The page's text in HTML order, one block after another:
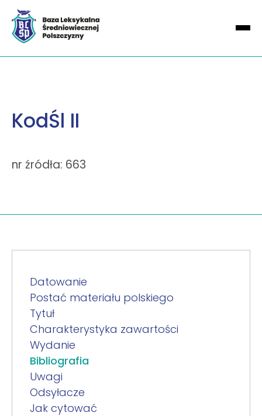
KodŚl II
nr źródła: 663
Datowanie
Postać materiału polskiego
Tytuł
Charakterystyka zawartości
Wydanie
Bibliografia
Uwagi
Odsyłacze
Jak cytować